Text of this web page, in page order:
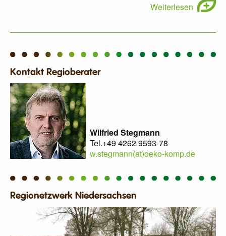
Weiterlesen
Kontakt Regioberater
Wilfried Stegmann
Tel.+49 4262 9593-78
w.stegmann(at)oeko-komp.de
Regionetzwerk Niedersachsen